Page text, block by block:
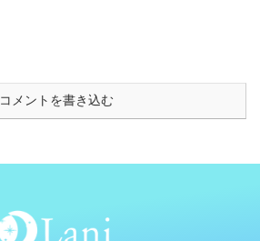
コメントを書き込む